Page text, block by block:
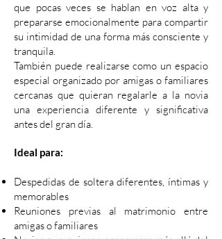
que pocas veces se hablan en voz alta y
prepararse emocionalmente para compartir
su intimidad de una forma más consciente y
tranquila.
También puede realizarse como un espacio
especial organizado por amigas o familiares
cercanas que quieran regalarle a la novia
una experiencia diferente y significativa
antes del gran día.
Ideal para:
Despedidas de soltera diferentes, íntimas y
memorables
Reuniones previas al matrimonio entre
amigas o familiares